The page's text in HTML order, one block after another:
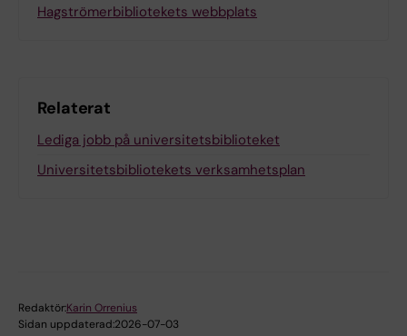
Hagströmerbibliotekets webbplats
Relaterat
Lediga jobb på universitetsbiblioteket
Universitetsbibliotekets verksamhetsplan
Redaktör:Karin Orrenius
Sidan uppdaterad:2026-07-03